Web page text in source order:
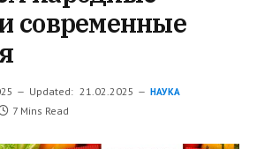
современные
Updated: 21.02.2025 НАУКА
7 Mins Read